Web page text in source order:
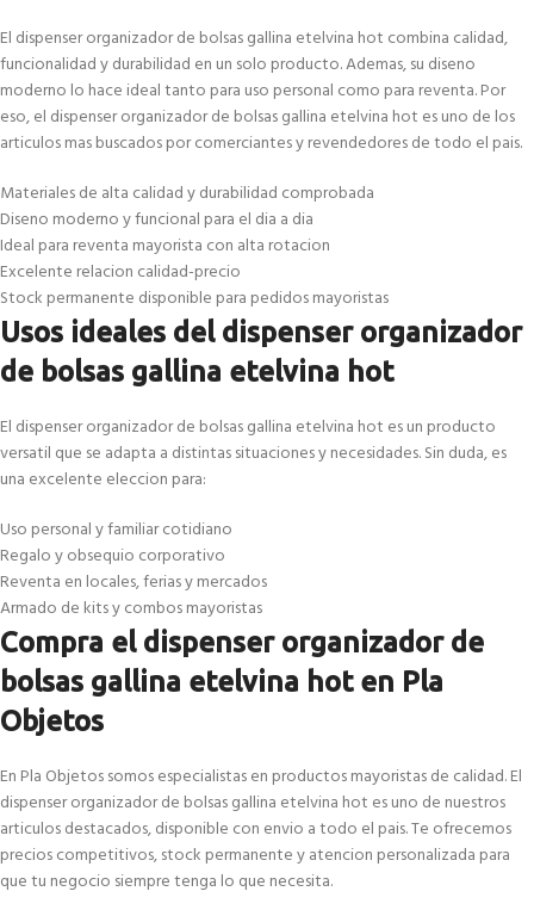
El dispenser organizador de bolsas gallina etelvina hot combina calidad,
funcionalidad y durabilidad en un solo producto. Ademas, su diseno
moderno lo hace ideal tanto para uso personal como para reventa. Por
eso, el dispenser organizador de bolsas gallina etelvina hot es uno de los
articulos mas buscados por comerciantes y revendedores de todo el pais.
Materiales de alta calidad y durabilidad comprobada
Diseno moderno y funcional para el dia a dia
Ideal para reventa mayorista con alta rotacion
Excelente relacion calidad-precio
Stock permanente disponible para pedidos mayoristas
Usos ideales del dispenser organizador
de bolsas gallina etelvina hot
El dispenser organizador de bolsas gallina etelvina hot es un producto
versatil que se adapta a distintas situaciones y necesidades. Sin duda, es
una excelente eleccion para:
Uso personal y familiar cotidiano
Regalo y obsequio corporativo
Reventa en locales, ferias y mercados
Armado de kits y combos mayoristas
Compra el dispenser organizador de
bolsas gallina etelvina hot en Pla
Objetos
En Pla Objetos somos especialistas en productos mayoristas de calidad. El
dispenser organizador de bolsas gallina etelvina hot es uno de nuestros
articulos destacados, disponible con envio a todo el pais. Te ofrecemos
precios competitivos, stock permanente y atencion personalizada para
que tu negocio siempre tenga lo que necesita.